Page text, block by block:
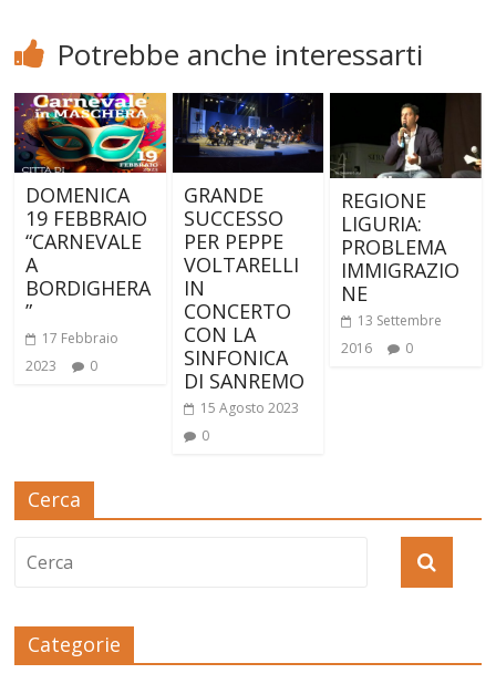
Potrebbe anche interessarti
DOMENICA
19 FEBBRAIO
“CARNEVALE
A
BORDIGHERA
”
17 Febbraio
2023
0
GRANDE
SUCCESSO
PER PEPPE
VOLTARELLI
IN
CONCERTO
CON LA
SINFONICA
DI SANREMO
15 Agosto 2023
0
REGIONE
LIGURIA:
PROBLEMA
IMMIGRAZIO
NE
13 Settembre
2016
0
Cerca
Categorie